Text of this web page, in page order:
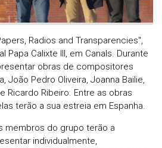
Radios and Transparencies",
Papa Calixte III, em Canals. Durante
obras de compositores
João Pedro Oliveira, Joanna Bailie,
Ricardo Ribeiro. Entre as obras
terão a sua estreia em Espanha.
membros do grupo terão a
individualmente,